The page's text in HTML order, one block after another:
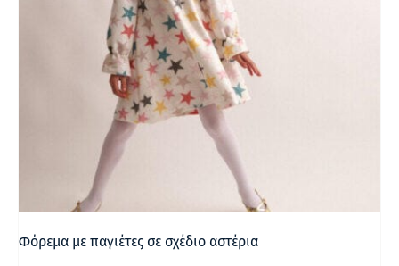
Φόρεμα με παγιέτες σε σχέδιο αστέρια